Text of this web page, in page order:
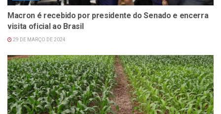
Macron é recebido por presidente do Senado e encerra
visita oficial ao Brasil
29 DE MARÇO DE 2024